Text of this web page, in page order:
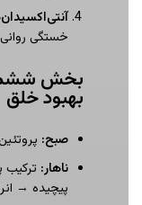
خستگی روانی
بخش ششم:
بهبود خلق
صبح:
ناهار: ترکیب
پیچیده →